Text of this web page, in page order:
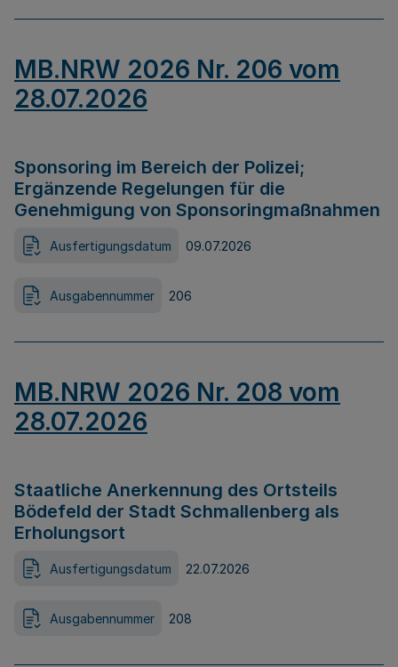
MB.NRW 2026 Nr. 206 vom
28.07.2026
Sponsoring im Bereich der Polizei;
Ergänzende Regelungen für die
Genehmigung von Sponsoringmaßnahmen
Ausfertigungsdatum 09.07.2026
Ausgabennummer 206
MB.NRW 2026 Nr. 208 vom
28.07.2026
Staatliche Anerkennung des Ortsteils
Bödefeld der Stadt Schmallenberg als
Erholungsort
Ausfertigungsdatum 22.07.2026
Ausgabennummer 208